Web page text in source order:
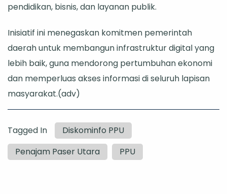
pendidikan, bisnis, dan layanan publik.
Inisiatif ini menegaskan komitmen pemerintah
daerah untuk membangun infrastruktur digital yang
lebih baik, guna mendorong pertumbuhan ekonomi
dan memperluas akses informasi di seluruh lapisan
masyarakat.(adv)
Tagged In
Diskominfo PPU
Penajam Paser Utara
PPU